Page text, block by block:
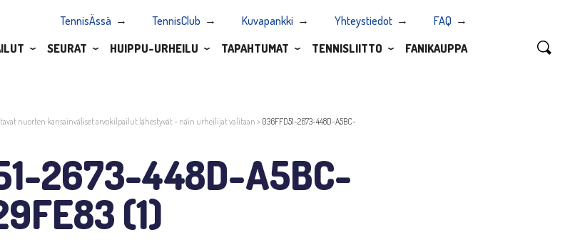
TennisÄssä TennisClub Kuvapankki Yhteystiedot
FAQ
SEURAT HUIPPU-URHEILU TAPAHTUMAT TENNISLIITTO FANIKAUPPA
nuorten kansainväliset arvokilpailut lähestyvät – näin urheilijat valitaan > 036FFD51-2673-448D-A5BC-
2673-448D-A5BC-
(1)